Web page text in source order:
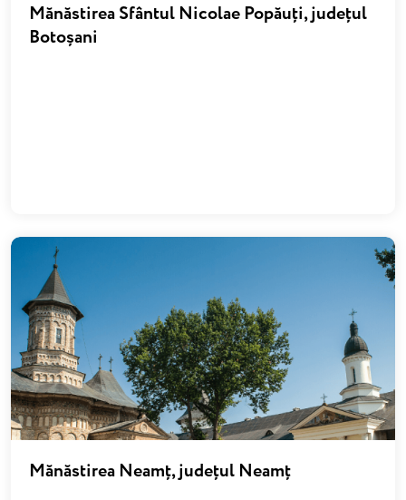
Mănăstirea Sfântul Nicolae Popăuți, județul
Botoșani
Mănăstirea Neamț, județul Neamț